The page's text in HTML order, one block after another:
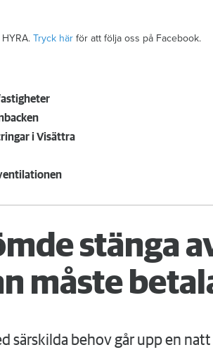
Tryck här för att följa oss på Facebook.
i Visättra
stänga
måste
särskilda behov går upp en